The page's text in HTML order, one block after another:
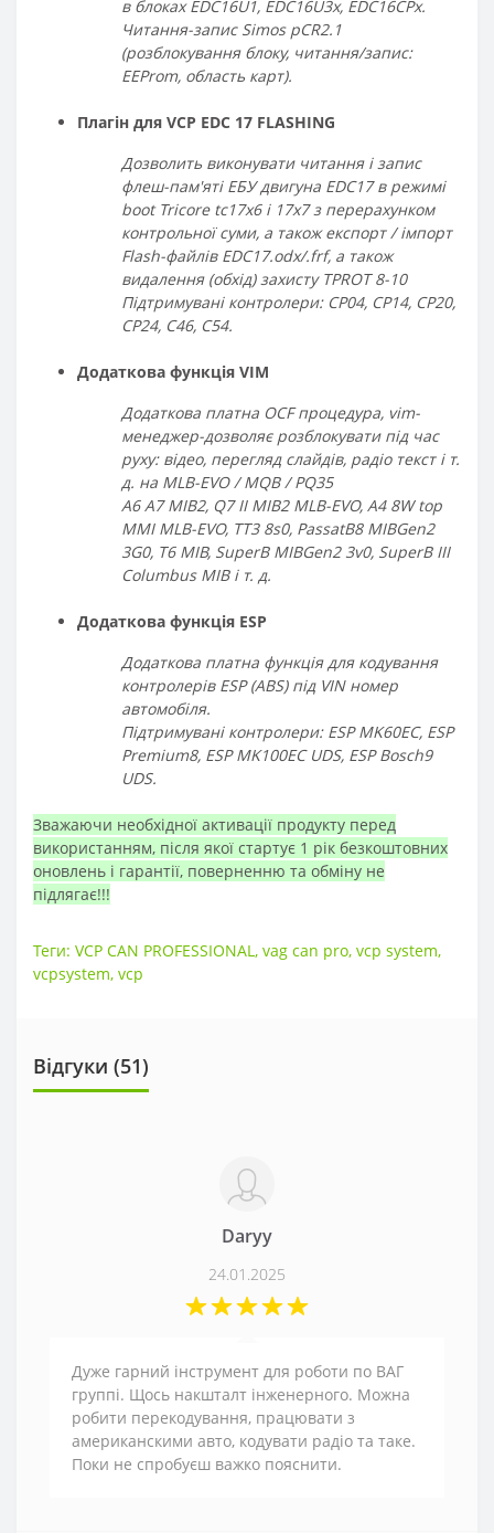
в блоках EDC16U1, EDC16U3x, EDC16CPx.
Читання-запис Simos pCR2.1
(розблокування блоку, читання/запис:
EEProm, область карт).
Плагін для VCP EDC 17 FLASHING
Дозволить виконувати читання і запис
флеш-пам'яті ЕБУ двигуна EDC17 в режимі
boot Tricore tc17x6 і 17x7 з перерахунком
контрольної суми, а також експорт / імпорт
Flash-файлів EDC17.odx/.frf, а також
видалення (обхід) захисту TPROT 8-10
Підтримувані контролери: CP04, CP14, CP20,
CP24, C46, C54.
Додаткова функція VIM
Додаткова платна OCF процедура, vim-
менеджер-дозволяє розблокувати під час
руху: відео, перегляд слайдів, радіо текст і т.
д. на MLB-EVO / MQB / PQ35
A6 A7 MIB2, Q7 II MIB2 MLB-EVO, A4 8W top
MMI MLB-EVO, TT3 8s0, PassatB8 MIBGen2
3G0, T6 MIB, SuperB MIBGen2 3v0, SuperB III
Columbus MIB і т. д.
Додаткова функція ESP
Додаткова платна функція для кодування
контролерів ESP (ABS) під VIN номер
автомобіля.
Підтримувані контролери: ESP MK60EC, ESP
Premium8, ESP MK100EC UDS, ESP Bosch9
UDS.
Зважаючи необхідної активації продукту перед
використанням, після якої стартує 1 рік безкоштовних
оновлень і гарантії, поверненню та обміну не
підлягає!!!
Теги: VCP CAN PROFESSIONAL , vag can pro, vcp system,
vcpsystem, vcp
Відгуки (51)
Daryy
24.01.2025
Дуже гарний інструмент для роботи по ВАГ
группі. Щось накшталт інженерного. Можна
робити перекодування, працювати з
американскими авто, кодувати радіо та таке.
Поки не спробуєш важко пояснити.